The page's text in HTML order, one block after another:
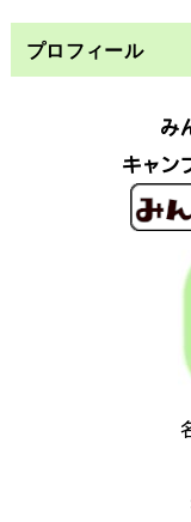
プロフィール
み
キャン